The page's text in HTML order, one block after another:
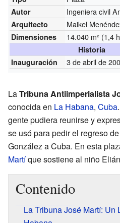
Autor Ingeniera civil
Arquitecto Maikel
Dimensiones 14.040 m² (1,4
Historia
Inauguración
3 de abril de
LaTribuna Antiimperialista
conocida en La Habana, Cuba
gente pudiera reunirse y
se usó para pedir el regreso
González a Cuba. En esta
Martíque sostiene al niño
Contenido
La Tribuna José Martí: Un